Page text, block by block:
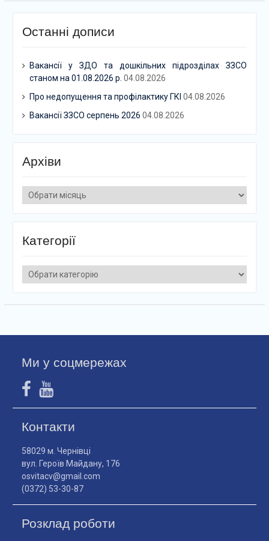
Останні дописи
Вакансії у ЗДО та дошкільних підрозділах ЗЗСО
станом на 01.08.2026 р. 04.08.2026
Про недопущення та профілактику ГКІ 04.08.2026
Вакансії ЗЗСО серпень 2026 04.08.2026
Архіви
Архіви
Категорії
Категорії
Ми у соцмережах
Контакти
58029 м. Чернівці
вул. Героїв Майдану, 176
osvitacv@gmail.com
(0372) 53-30-87
Розклад роботи